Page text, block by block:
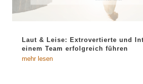
Laut & Leise: Extrovertierte und
einem Team erfolgreich führen
mehr lesen